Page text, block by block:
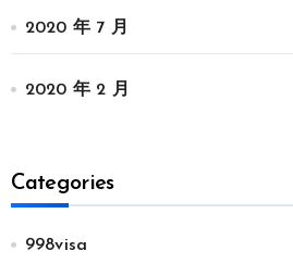
2020 年 7 月
2020 年 2 月
Categories
998visa